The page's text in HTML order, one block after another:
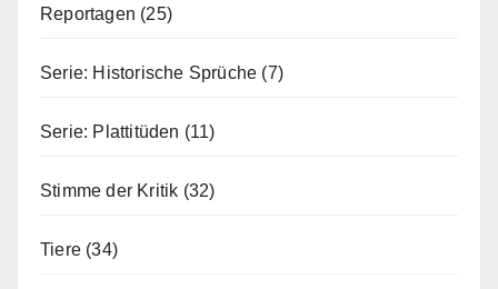
Reportagen (25)
Serie: Historische Sprüche (7)
Serie: Plattitüden (11)
Stimme der Kritik (32)
Tiere (34)